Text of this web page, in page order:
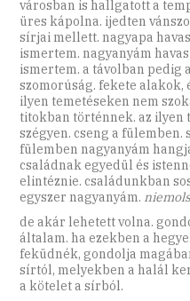
városban is hallgatott a
üres kápolna. ijedten
sírjai mellett. nagyapa
ismertem. nagyanyám
ismertem. a távolban pedig
szomorúság. fekete
ilyen temetéseken nem
titokban történnek. az ilyen
szégyen. cseng a fülemben. s
fülemben nagyanyám
családnak egyedül és
elintéznie. családunkban
egyszer nagyanyám.
de akár lehetett volna.
általam. ha ezekben a
feküdnék, gondolja
sírtól, melyekben a halál
a kötelet a sírból.